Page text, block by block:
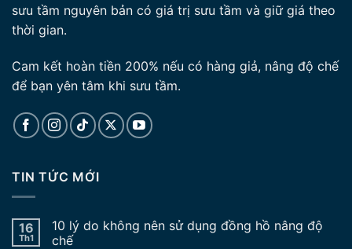
sưu tầm nguyên bản có giá trị sưu tầm và giữ giá theo
thời gian.
Cam kết hoàn tiền 200% nếu có hàng giả, nâng độ chế
để bạn yên tâm khi sưu tầm.
TIN TỨC MỚI
16
Th1
10 lý do không nên sử dụng đồng hồ nâng độ
chế